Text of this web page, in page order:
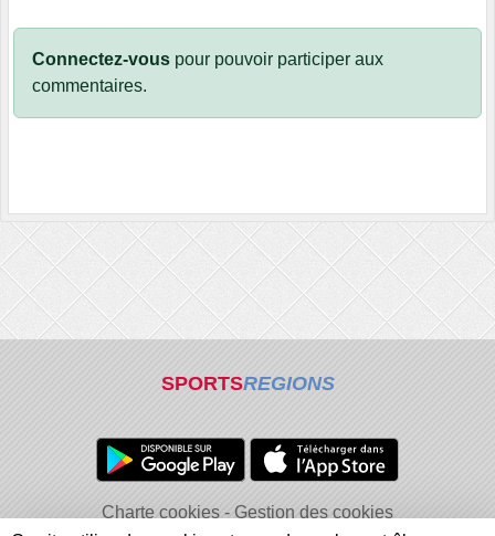
Connectez-vous pour pouvoir participer aux
commentaires.
SPORTSREGIONS
Charte cookies
Gestion des cookies